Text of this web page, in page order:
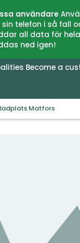
användare
telefon i så fall
all data för
ned igen!
Become a
Matfors